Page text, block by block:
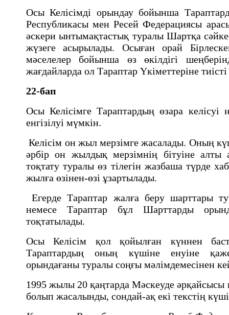
Осы Келiсiмдi орындау бойынша
Республикасы мен Ресей Федерациясы
әскери ынтымақтастық туралы Шартқа
жүзеге асырылады. Осыған орай
мәселелер бойынша өз өкiлдiгi
жағдайларда ол Тараптар Үкiметтерiне
22-бап
Осы Келiсiмге Тараптардың өзара келiсуi
енгiзiлуi мүмкiн.
Келiсiм он жыл мерзiмге жасалады. Оның
әрбiр он жылдық мерзiмнiң бiтуiне алты
тоқтату туралы өз тiлегiн жазбаша түрде
жылға өзiнен-өзi ұзартылады.
Егерде Тараптар жалға беру шарттары
немесе Тараптар бұл Шарттарды
тоқтатылады.
Осы Келiсiм қол қойылған күннен
Тараптардың оның күшiне енуiне
орындағаны туралы соңғы мәлімдемесінен
1995 жылы 20 қаңтарда Мәскеуде әрқайсысы
болып жасалынды, сондай-ақ екі текстің